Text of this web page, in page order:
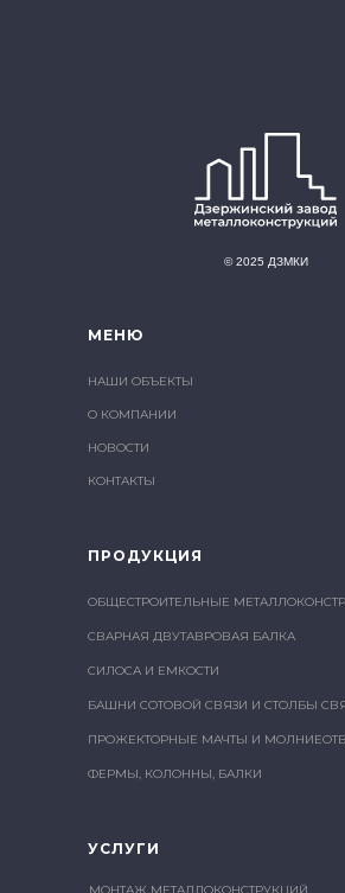
МЕНЮ
КОНТАКТЫ
НОВОСТИ
О КОМПАНИИ
НАШИ ОБЪЕКТЫ
ПРОДУКЦИЯ
БАШНИ СОТОВОЙ СВЯЗИ И СТОЛБЫ
ФЕРМЫ, КОЛОННЫ, БАЛКИ
ПРОЖЕКТОРНЫЕ МАЧТЫ И
СИЛОСА И ЕМКОСТИ
СВАРНАЯ ДВУТАВРОВАЯ БАЛКА
ОБЩЕСТРОИТЕЛЬНЫЕ
УСЛУГИ
МОНТАЖ МЕТАЛЛОКОНСТРУКЦИЙ
© 2025 ДЗМКИ